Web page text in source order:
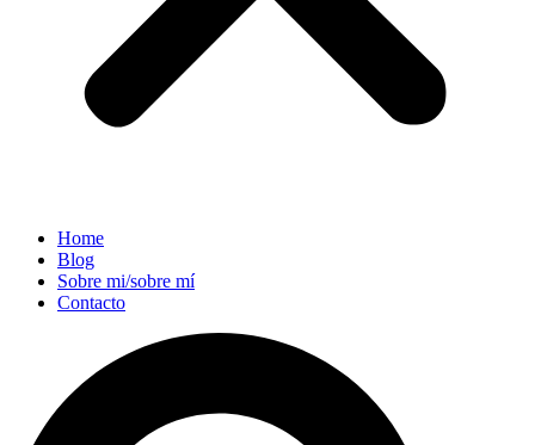
Home
Blog
Sobre mi/sobre mí
Contacto